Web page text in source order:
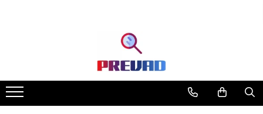
Produse cu transport gratuit –
livrare rapidă și fără costuri
Casa & Gradina
Home & Deco